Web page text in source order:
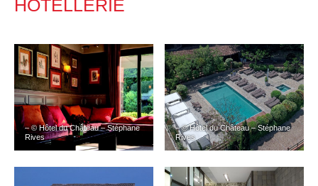
HÔTELLERIE
– © Hôtel du Château – Stéphane
Rives
– © Hôtel du Château – Stéphane
Rives